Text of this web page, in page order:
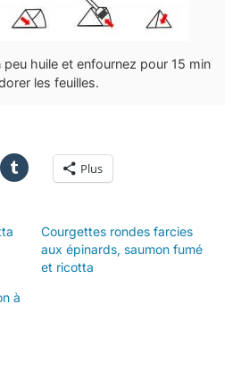
peu huile et enfournez pour 15 min
les feuilles.
Plus
Courgettes rondes farcies
aux épinards, saumon fumé
et ricotta
à